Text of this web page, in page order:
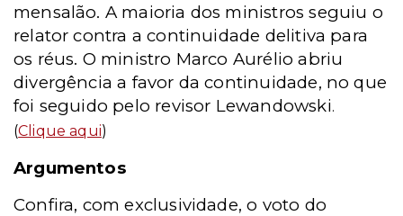
mensalão. A maioria dos ministros seguiu o
relator contra a continuidade delitiva para
os réus. O ministro Marco Aurélio abriu
divergência a favor da continuidade, no que
foi seguido pelo revisor Lewandowski.
(Clique aqui)
Argumentos
Confira, com exclusividade, o voto do